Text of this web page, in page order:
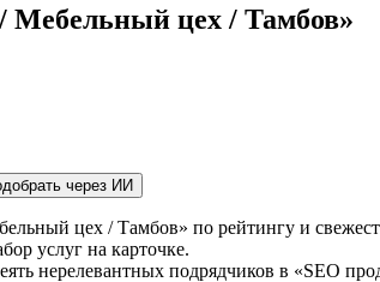
Мебельный цех / Тамбов»
через ИИ
цех / Тамбов» по рейтингу и
услуг на карточке.
нерелевантных подрядчиков в «SEO